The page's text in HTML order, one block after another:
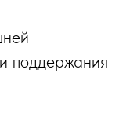
поддержания